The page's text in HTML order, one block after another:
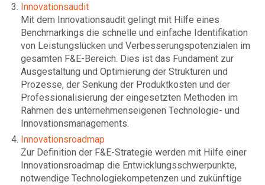
Innovationsaudit
Mit dem Innovationsaudit gelingt mit Hilfe eines
Benchmarkings die schnelle und einfache Identifikation
von Leistungslücken und Verbesserungspotenzialen im
gesamten F&E-Bereich. Dies ist das Fundament zur
Ausgestaltung und Optimierung der Strukturen und
Prozesse, der Senkung der Produktkosten und der
Professionalisierung der eingesetzten Methoden im
Rahmen des unternehmenseigenen Technologie- und
Innovationsmanagements.
Innovationsroadmap
Zur Definition der F&E-Strategie werden mit Hilfe einer
Innovationsroadmap die Entwicklungsschwerpunkte,
notwendige Technologiekompetenzen und zukünftige